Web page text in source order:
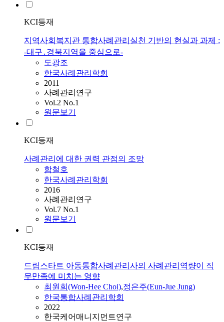
KCI등재
지역사회복지관 통합사례관리실천 기반의 현실과 과제 :
-대구․경북지역을 중심으로-
도광조
한국사례관리학회
2011
사례관리연구
Vol.2 No.1
원문보기
KCI등재
사례관리에 대한 권력 관점의 조망
함철호
한국사례관리학회
2016
사례관리연구
Vol.7 No.1
원문보기
KCI등재
드림스타트 아동통합사례관리사의 사례관리역량이 직
무만족에 미치는 영향
최원희(Won-Hee Choi),정은주(Eun-Jue Jung)
한국통합사례관리학회
2022
한국케어매니지먼트연구